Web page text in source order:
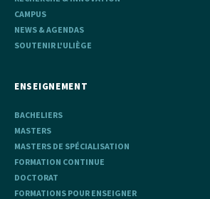
CAMPUS
NEWS & AGENDAS
SOUTENIR L'ULIÈGE
ENSEIGNEMENT
BACHELIERS
MASTERS
MASTERS DE SPÉCIALISATION
FORMATION CONTINUE
DOCTORAT
FORMATIONS POUR ENSEIGNER